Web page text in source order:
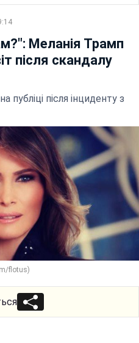
Меланія Трамп
після скандалу
після інциденту з
flotus)